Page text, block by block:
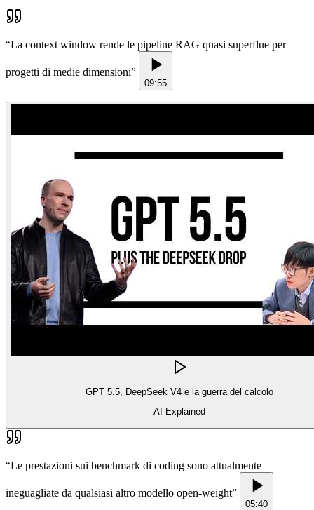
“La context window rende le pipeline RAG quasi superflue per
progetti di medie dimensioni”
09:55
GPT 5.5, DeepSeek V4 e la guerra del calcolo
AI Explained
“Le prestazioni sui benchmark di coding sono attualmente
ineguagliate da qualsiasi altro modello open-weight”
05:40